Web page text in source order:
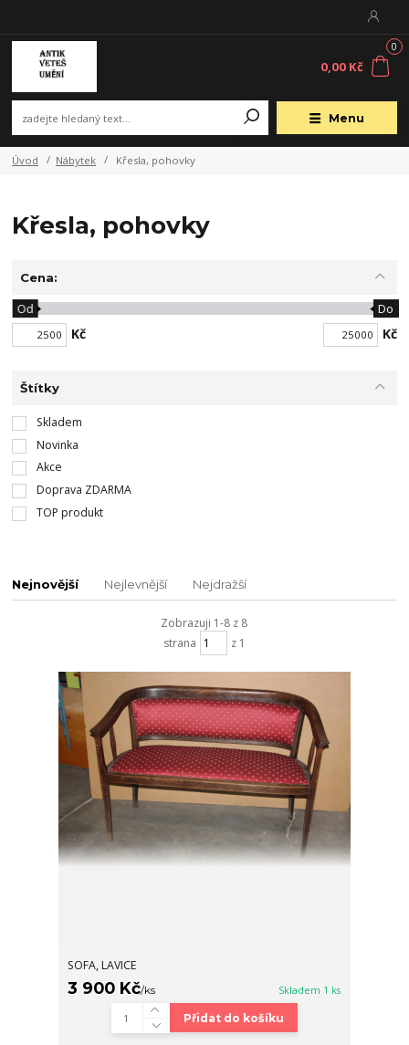
Menu
0
0,00 Kč
Úvod Nábytek Křesla, pohovky
Křesla, pohovky
Cena:
Kč
Od Do
Kč
Štítky
Skladem
Novinka
Akce
Doprava ZDARMA
TOP produkt
Nejnovější Nejlevnější Nejdražší
Zobrazuji 1-8 z 8
strana
z 1
SOFA, LAVICE
3 900 Kč/ks Skladem 1 ks
Přidat do košíku